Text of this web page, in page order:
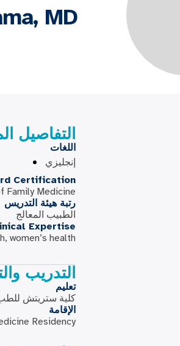
MD
التفاصيل
اللغات
إنجليزي
Certification
Family Medicine
رتبة هيئة التدريس
الطبيب المعالج
Expertise
women’s health
التدريب
تعليم
كلية ستريتش للطب
الإقامة
Residency